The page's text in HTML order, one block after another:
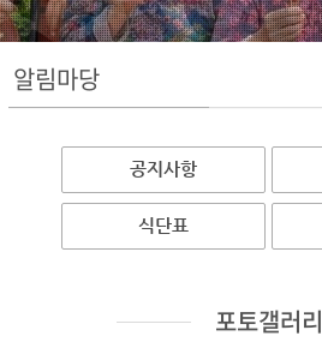
알림마당
공지사항
식단표
포토갤러리